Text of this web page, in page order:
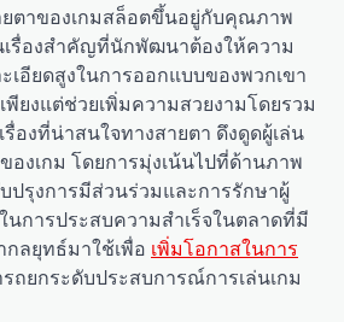
ตาของเกมสล็อตขึ้นอยู่กับคุณภาพ
เรื่องสำคัญที่นักพัฒนาต้องให้ความ
อียดสูงในการออกแบบของพวกเขา
ยงแต่ช่วยเพิ่มความสวยงามโดยรวม
รื่องที่น่าสนใจทางสายตา ดึงดูดผู้เล่น
องเกม โดยการมุ่งเน้นไปที่ด้านภาพ
รุงการมีส่วนร่วมและการรักษาผู้
นการประสบความสำเร็จในตลาดที่มี
ลยุทธ์มาใช้เพื่อ เพิ่มโอกาสในการ
ถยกระดับประสบการณ์การเล่นเกม